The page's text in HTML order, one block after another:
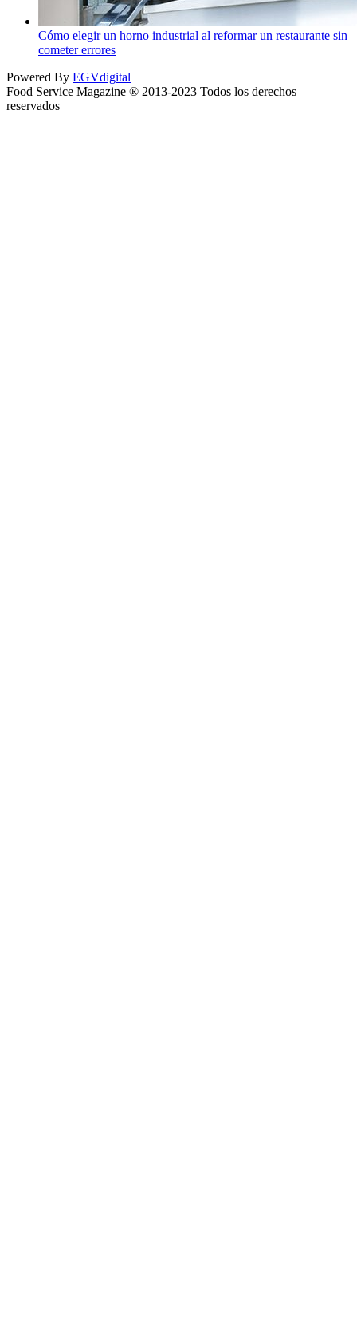
Cómo elegir un horno industrial al reformar un restaurante sin
cometer errores
Powered By EGVdigital
Food Service Magazine ® 2013-2023 Todos los derechos
reservados